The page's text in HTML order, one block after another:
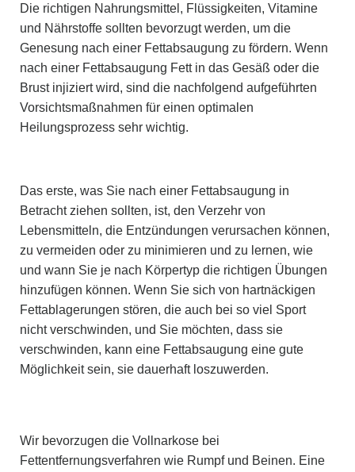
Die richtigen Nahrungsmittel, Flüssigkeiten, Vitamine
und Nährstoffe sollten bevorzugt werden, um die
Genesung nach einer Fettabsaugung zu fördern. Wenn
nach einer Fettabsaugung Fett in das Gesäß oder die
Brust injiziert wird, sind die nachfolgend aufgeführten
Vorsichtsmaßnahmen für einen optimalen
Heilungsprozess sehr wichtig.
Das erste, was Sie nach einer Fettabsaugung in
Betracht ziehen sollten, ist, den Verzehr von
Lebensmitteln, die Entzündungen verursachen können,
zu vermeiden oder zu minimieren und zu lernen, wie
und wann Sie je nach Körpertyp die richtigen Übungen
hinzufügen können. Wenn Sie sich von hartnäckigen
Fettablagerungen stören, die auch bei so viel Sport
nicht verschwinden, und Sie möchten, dass sie
verschwinden, kann eine Fettabsaugung eine gute
Möglichkeit sein, sie dauerhaft loszuwerden.
Wir bevorzugen die Vollnarkose bei
Fettentfernungsverfahren wie Rumpf und Beinen. Eine